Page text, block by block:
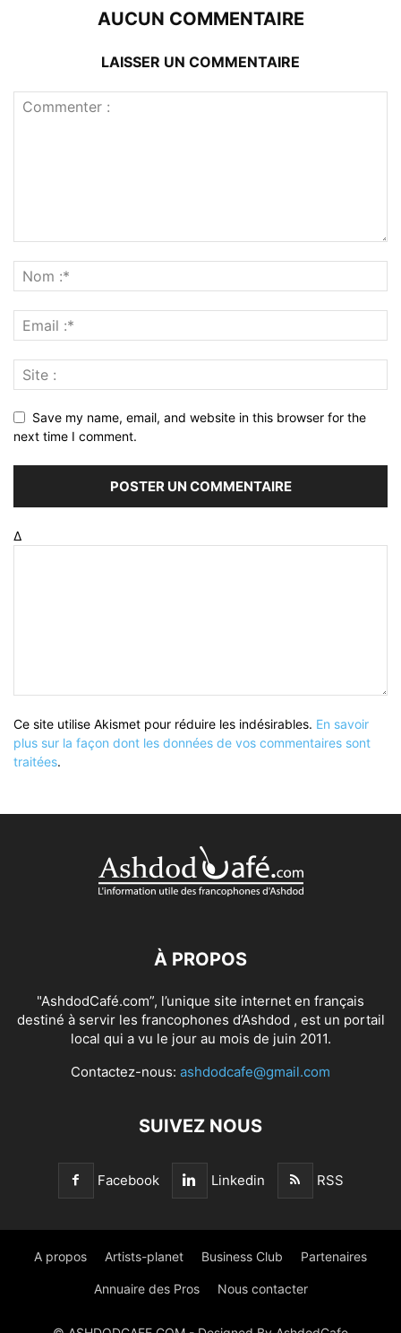
AUCUN COMMENTAIRE
LAISSER UN COMMENTAIRE
Save my name, email, and website in this browser for the
next time I comment.
Δ
Ce site utilise Akismet pour réduire les indésirables. En savoir
plus sur la façon dont les données de vos commentaires sont
traitées.
À PROPOS
"AshdodCafé.com”, l’unique site internet en français
destiné à servir les francophones d’Ashdod , est un portail
local qui a vu le jour au mois de juin 2011.
Contactez-nous: ashdodcafe@gmail.com
SUIVEZ NOUS
Facebook Linkedin RSS
A propos Artists-planet Business Club Partenaires
Annuaire des Pros Nous contacter